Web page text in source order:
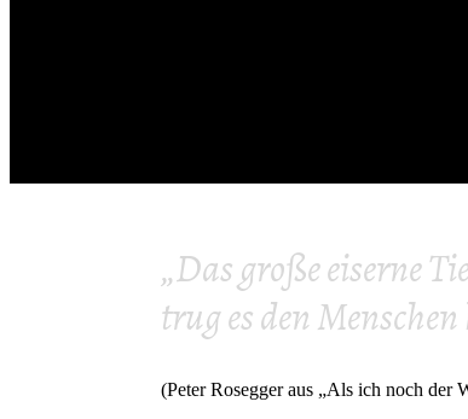
„Das große eiserne
trug es den
(Peter Rosegger aus „Als ich noch der